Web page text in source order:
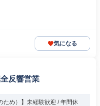
気になる
反響営業
ため）】未経験歓迎 / 年間休